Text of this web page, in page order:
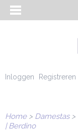
Inloggen Registreren
Home> Damestas>
| Berdino